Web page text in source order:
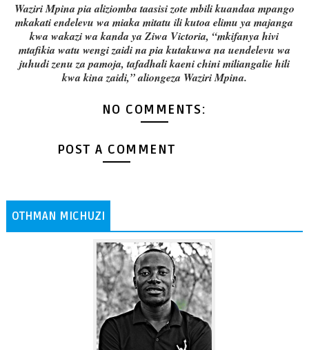
Waziri Mpina pia aliziomba taasisi zote mbili kuandaa mpango
mkakati endelevu wa miaka mitatu ili kutoa elimu ya majanga
kwa wakazi wa kanda ya Ziwa Victoria, “mkifanya hivi
mtafikia watu wengi zaidi na pia kutakuwa na uendelevu wa
juhudi zenu za pamoja, tafadhali kaeni chini miliangalie hili
kwa kina zaidi,” aliongeza Waziri Mpina.
NO COMMENTS:
POST A COMMENT
OTHMAN MICHUZI